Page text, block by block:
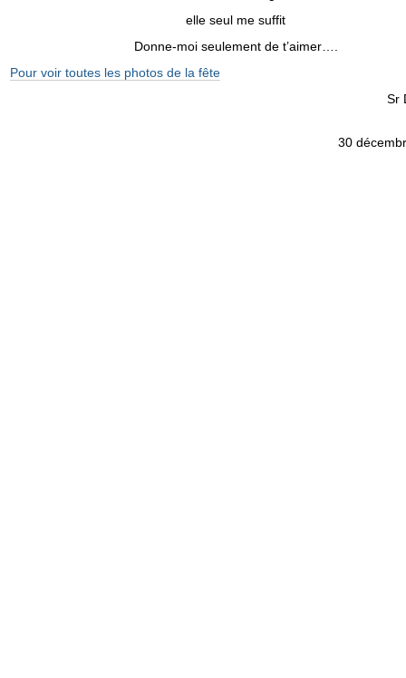
elle seul me suffit
Donne-moi seulement de t’aimer….
Pour voir toutes les photos de la fête
Sr
30